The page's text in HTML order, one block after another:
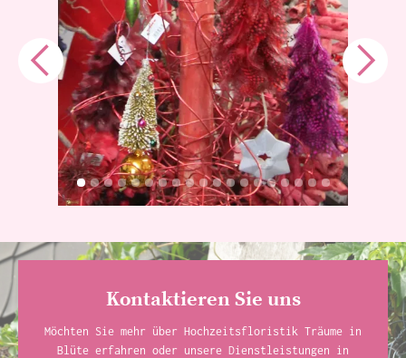
Kontaktieren Sie uns
Möchten Sie mehr über Hochzeitsfloristik Träume in
Blüte erfahren oder unsere Dienstleistungen in